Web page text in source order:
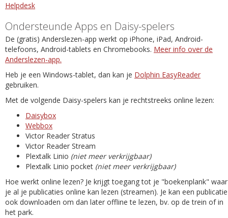
Helpdesk
Ondersteunde Apps en Daisy-spelers
De (gratis) Anderslezen-app werkt op iPhone, iPad, Android-
telefoons, Android-tablets en Chromebooks. Meer info over de
Anderslezen-app.
Heb je een Windows-tablet, dan kan je Dolphin EasyReader
gebruiken.
Met de volgende Daisy-spelers kan je rechtstreeks online lezen:
Daisybox
Webbox
Victor Reader Stratus
Victor Reader Stream
Plextalk Linio (niet meer verkrijgbaar)
Plextalk Linio pocket (niet meer verkrijgbaar)
Hoe werkt online lezen? Je krijgt toegang tot je "boekenplank" waar
je al je publicaties online kan lezen (streamen). Je kan een publicatie
ook downloaden om dan later offline te lezen, bv. op de trein of in
het park.